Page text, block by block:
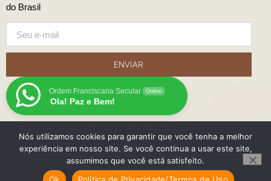
do Brasil
ENVIAR
Ordem Franciscana Secular Online
Ola! Paz e Bem!
© Copyright Ordem Franciscana Secular do Brasil
Nós utilizamos cookies para garantir que você tenha a melhor
experiência em nosso site. Se você continua a usar este site,
assumimos que você está satisfeito.
Ok
Política de Privacidade/Termos de Uso